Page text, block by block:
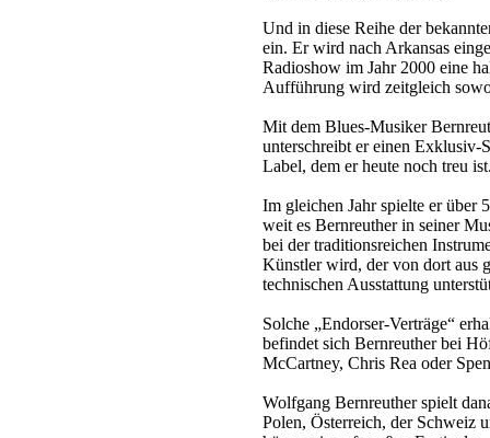
Und in diese Reihe der
ein. Er wird nach Arkansas
Radioshow im Jahr 2000 eine
Aufführung wird zeitgleich
Mit dem Blues-Musiker
unterschreibt er einen
Label, dem er heute noch treu
Im gleichen Jahr spielte er über
weit es Bernreuther in seiner
bei der traditionsreichen
Künstler wird, der von dort aus
technischen Ausstattung
Solche „Endorser-Verträge“
befindet sich Bernreuther bei
McCartney, Chris Rea oder
Wolfgang Bernreuther spielt
Polen, Österreich, der Schweiz